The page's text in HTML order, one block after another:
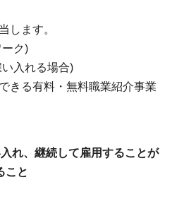
します。
ク)
入れる場合)
きる有料・無料職業紹介事業
れ、継続して雇用することが
こと